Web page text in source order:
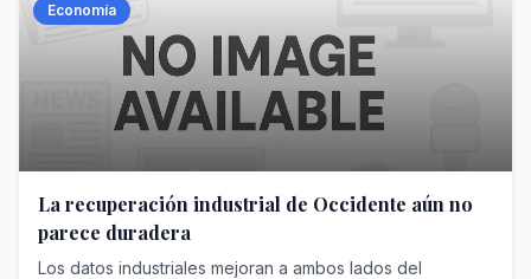
Economía
La recuperación industrial de Occidente aún no
parece duradera
Los datos industriales mejoran a ambos lados del